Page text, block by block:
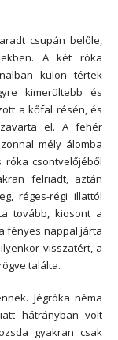
csupán belőle,
A két róka
külön tértek
kimerültebb és
a kőfal résén, és
el. A fehér
mély álomba
róka csontvelőjéből
felriadt, aztán
réges-régi illattól
tovább, kiosont a
fényes nappal járta
visszatért, a
találta.
Jégróka néma
hátrányban volt
gyakran csak